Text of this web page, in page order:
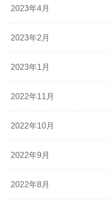
2023年4月
2023年2月
2023年1月
2022年11月
2022年10月
2022年9月
2022年8月